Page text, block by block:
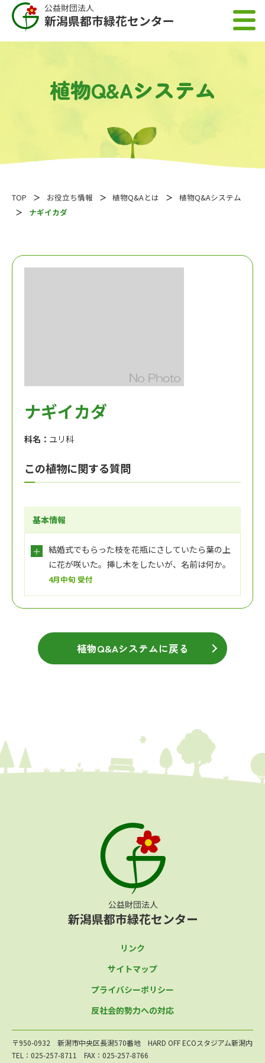
植物Q&Aシステム
TOP お役立ち情報 植物Q&Aとは
植物Q&Aシステム
ナギイカダ
ナギイカダ
科名： ユリ科
この植物に関する質問
基本情報
結婚式でもらった枝を花瓶にさしていたら葉の上
に花が咲いた。挿し木をしたいが、名前は何か。
4月中旬 受付
植物Q&Aシステムに戻る
リンク
サイトマップ
プライバシーポリシー
反社会的勢力への対応
〒950-0932 新潟市中央区長潟570番地 HARD OFF ECOスタジアム新潟内
TEL：025-257-8711 FAX：025-257-8766